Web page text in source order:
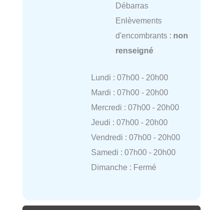
Débarras
Enlèvements
d'encombrants : non
renseigné
Lundi : 07h00 - 20h00
Mardi : 07h00 - 20h00
Mercredi : 07h00 - 20h00
Jeudi : 07h00 - 20h00
Vendredi : 07h00 - 20h00
Samedi : 07h00 - 20h00
Dimanche : Fermé